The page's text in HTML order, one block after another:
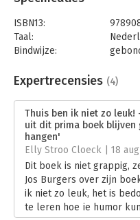
ISBN13:
Taal:
Bindwijze:
Uitgever:
Van
Verschijningsdatum:
31-1-
Hoofdrubriek:
Expertrecensies (4)
Thuis ben ik niet zo leuk!
uit dit prima boek blijven
hangen'
Elly Stroo Cloeck | 18
Dit boek is niet grappig,
Jos Burgers over zijn
ik niet zo leuk, het is
te leren hoe je humor